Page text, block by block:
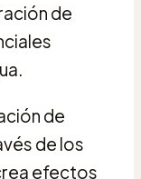
de
de
de los
efectos